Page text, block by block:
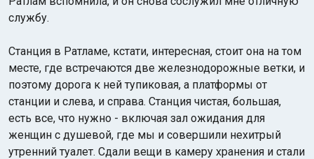
службу.
Станция в Ратламе, кстати, интересная, стоит она на том
месте, где встречаются две железнодорожные ветки, и
поэтому дорога к ней тупиковая, а платформы от
станции и слева, и справа. Станция чистая, большая,
есть все, что нужно - включая зал ожидания для
женщин с душевой, где мы и совершили нехитрый
утренний туалет. Сдали вещи в камеру хранения и стали